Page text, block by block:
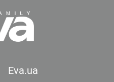
Eva.ua